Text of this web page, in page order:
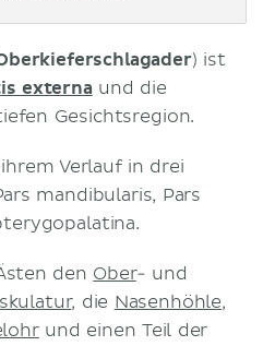
) ist
externa und die
Gesichtsregion.
Verlauf in drei
mandibularis, Pars
den Ober- und
, die Nasenhöhle,
und einen Teil der